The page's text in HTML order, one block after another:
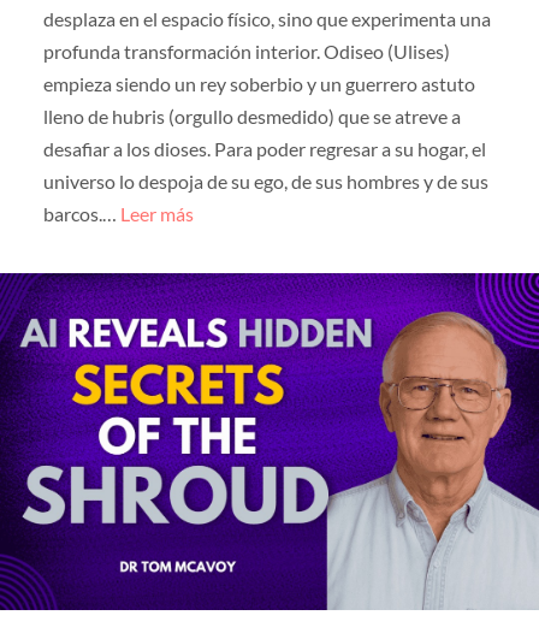
desplaza en el espacio físico, sino que experimenta una
profunda transformación interior. Odiseo (Ulises)
empieza siendo un rey soberbio y un guerrero astuto
lleno de hubris (orgullo desmedido) que se atreve a
desafiar a los dioses. Para poder regresar a su hogar, el
universo lo despoja de su ego, de sus hombres y de sus
barcos.… Leer más